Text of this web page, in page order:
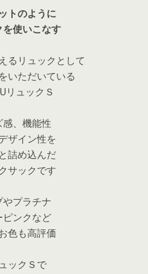
トのように
を使いこなす
るリュックとして
いただいている
リュックＳ
感、機能性
ザイン性を
詰め込んだ
サックです
やプラチナ
ピンクなど
色も高評価
ックＳで